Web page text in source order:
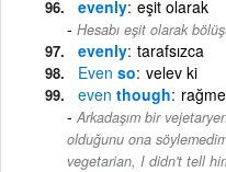
evenly eşit olarak
Hesabı eşit olarak
evenly tarafsızca
Even so velev ki
even though
Arkadaşım bir
olduğunu ona
vegetarian, I didn't tell